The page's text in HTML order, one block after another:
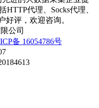
代理、Socks代理、
好评，欢迎咨询。
公司
备 16054786号